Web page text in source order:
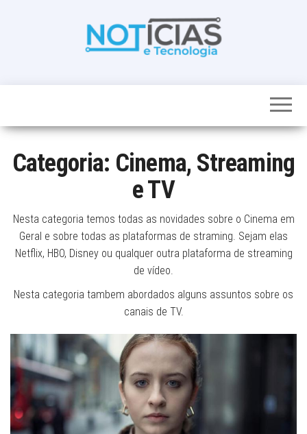
noticias de
num só lugar
Categoria: Cinema, Streaming
e TV
Nesta categoria temos todas as novidades sobre o Cinema em
Geral e sobre todas as plataformas de straming. Sejam elas
Netflix, HBO, Disney ou qualquer outra plataforma de streaming
de vídeo.
Nesta categoria tambem abordados alguns assuntos sobre os
canais de TV.